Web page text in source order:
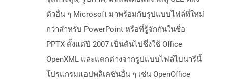
ตัวอื่น ๆ Microsoft มาพร้อมกับรูปแบบไฟล์ที่ใหม่
กว่าสำหรับ PowerPoint หรือที่รู้จักกันในชื่อ
PPTX ตั้งแต่ปี 2007 เป็นต้นไปซึ่งใช้ Office
OpenXML และแตกต่างจากรูปแบบไฟล์ไบนารีนี้
โปรแกรมแอปพลิเคชันอื่น ๆ เช่น OpenOffice